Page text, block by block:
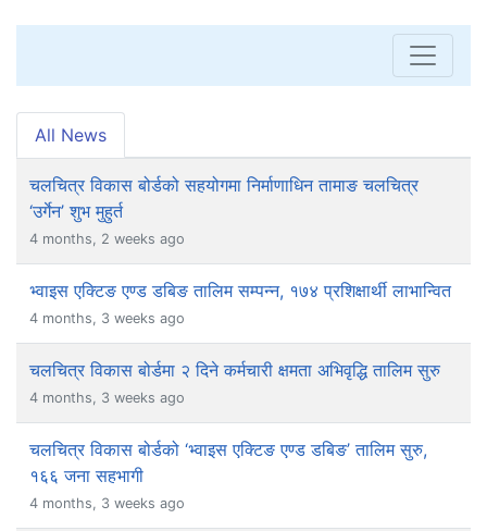
All News
चलचित्र विकास बोर्डको सहयोगमा निर्माणाधिन तामाङ चलचित्र
‘उर्गेन’ शुभ मुहुर्त
4 months, 2 weeks ago
भ्वाइस एक्टिङ एण्ड डबिङ तालिम सम्पन्न, १७४ प्रशिक्षार्थी लाभान्वित
4 months, 3 weeks ago
चलचित्र विकास बोर्डमा २ दिने कर्मचारी क्षमता अभिवृद्धि तालिम सुरु
4 months, 3 weeks ago
चलचित्र विकास बोर्डको ‘भ्वाइस एक्टिङ एण्ड डबिङ’ तालिम सुरु,
१६६ जना सहभागी
4 months, 3 weeks ago